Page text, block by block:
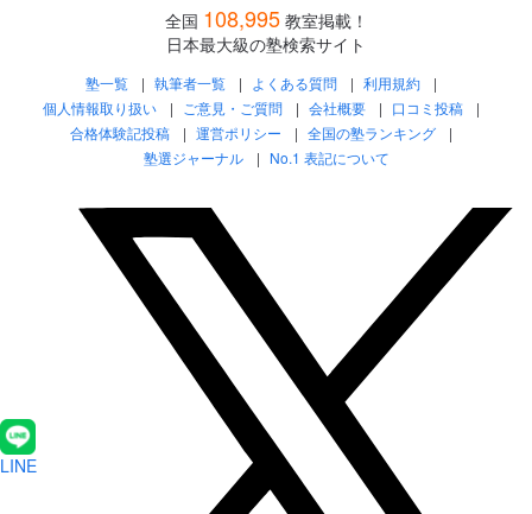
全国 108,995 教室掲載！
日本最大級の塾検索サイト
塾一覧 執筆者一覧 よくある質問
利用規約
個人情報取り扱い
ご意見・ご質問 会社概要
口コミ投稿
合格体験記投稿
運営ポリシー
全国の塾ランキング
塾選ジャーナル
No.1 表記について
LINE